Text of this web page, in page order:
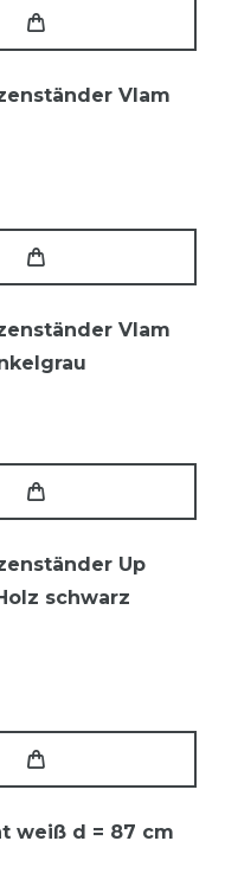
Vlam
Vlam
Up
schwarz
weiß d = 87 cm